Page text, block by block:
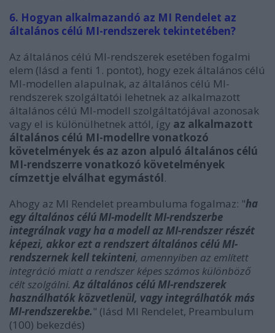
6. Hogyan alkalmazandó az MI Rendelet az
általános célú MI-rendszerek tekintetében?
Az általános célú MI-rendszerek esetében fogalmi
elem (lásd a fenti 1. pontot), hogy ezek általános célú
MI-modellen alapulnak, az általános célú MI-
rendszerek szolgáltatói lehetnek az alkalmazott
általános célú MI-modell szolgáltatójával azonosak
vagy el is különülhetnek attól, így az alkalmazott
általános célú MI-modellre vonatkozó
követelmények és az azon alpuló általános célú
MI-rendszerre vonatkozó követelmények
címzettje elválhat egymástól.
Ahogy az MI Rendelet preambuluma fogalmaz: "ha
egy általános célú MI-modellt MI-rendszerbe
integrálnak vagy ha a modell az MI-rendszer részét
képezi, akkor ezt a rendszert általános célú MI-
rendszernek kell tekinteni, amennyiben az említett
integráció miatt a rendszer képes számos különböző
célt szolgálni.Az általános célú MI-rendszerek
használhatók közvetlenül, vagy integrálhatók más
MI-rendszerekbe." (lásd MI Rendelet, Preambulum
(100) bekezdés)